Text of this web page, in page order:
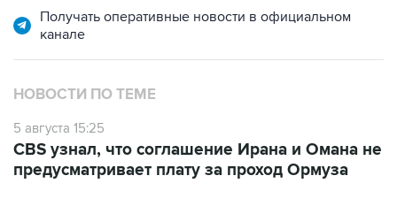
Получать оперативные новости в официальном
канале
НОВОСТИ ПО ТЕМЕ
5 августа 15:25
CBS узнал, что соглашение Ирана и Омана не
предусматривает плату за проход Ормуза